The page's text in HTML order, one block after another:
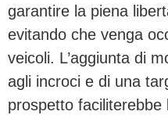
garantire la piena
evitando che venga
veicoli. L’aggiunta di
agli incroci e di una
prospetto faciliterebbe